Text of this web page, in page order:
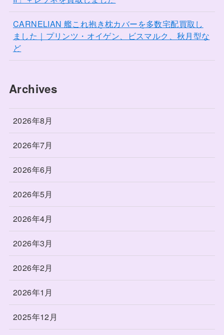
CARNELIAN 艦これ抱き枕カバーを多数宅配買取し
ました｜プリンツ・オイゲン、ビスマルク、秋月型な
ど
Archives
2026年8月
2026年7月
2026年6月
2026年5月
2026年4月
2026年3月
2026年2月
2026年1月
2025年12月